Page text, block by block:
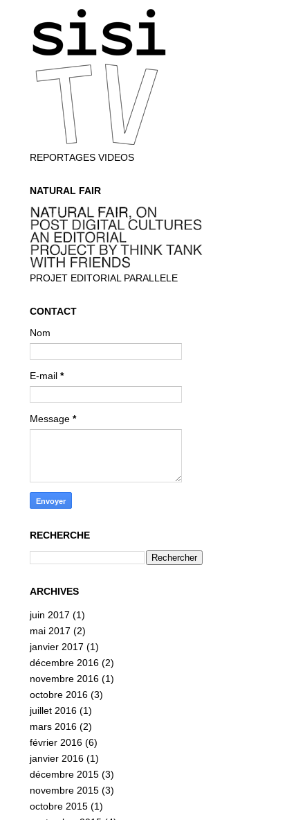
REPORTAGES VIDEOS
NATURAL FAIR
PROJET EDITORIAL PARALLELE
CONTACT
Nom
E-mail *
Message *
RECHERCHE
ARCHIVES
juin 2017 (1)
mai 2017 (2)
janvier 2017 (1)
décembre 2016 (2)
novembre 2016 (1)
octobre 2016 (3)
juillet 2016 (1)
mars 2016 (2)
février 2016 (6)
janvier 2016 (1)
décembre 2015 (3)
novembre 2015 (3)
octobre 2015 (1)